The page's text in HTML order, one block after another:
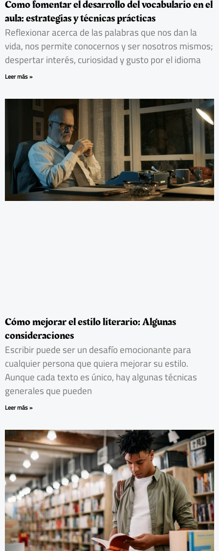
Como fomentar el desarrollo del vocabulario en el
aula: estrategias y técnicas prácticas
Reflexionar acerca de las palabras que nos dan la
vida, nos permite conocernos y ser nosotros mismos;
despertar interés, curiosidad y gusto por el idioma
Leer más »
Cómo mejorar el estilo literario: Algunas
consideraciones
Escribir puede ser un desafío emocionante para
cualquier persona que quiera mejorar su estilo.
Aunque cada texto es único, hay algunas técnicas
generales que pueden
Leer más »